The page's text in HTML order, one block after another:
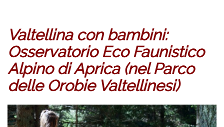
Valtellina con bambini:
Osservatorio Eco Faunistico
Alpino di Aprica (nel Parco
delle Orobie Valtellinesi)